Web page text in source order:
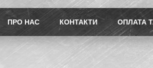
ПРО НАС КОНТАКТИ ОПЛАТА